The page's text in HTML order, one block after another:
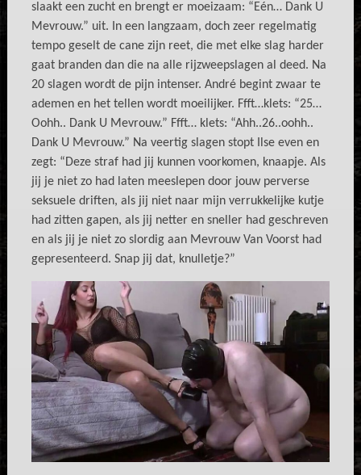
slaakt een zucht en brengt er moeizaam: “Eén… Dank U
Mevrouw.” uit. In een langzaam, doch zeer regelmatig
tempo geselt de cane zijn reet, die met elke slag harder
gaat branden dan die na alle rijzweepslagen al deed. Na
20 slagen wordt de pijn intenser. André begint zwaar te
ademen en het tellen wordt moeilijker. Ffft…klets: “25…
Oohh.. Dank U Mevrouw.” Ffft… klets: “Ahh..26..oohh..
Dank U Mevrouw.” Na veertig slagen stopt Ilse even en
zegt: “Deze straf had jij kunnen voorkomen, knaapje. Als
jij je niet zo had laten meeslepen door jouw perverse
seksuele driften, als jij niet naar mijn verrukkelijke kutje
had zitten gapen, als jij netter en sneller had geschreven
en als jij je niet zo slordig aan Mevrouw Van Voorst had
gepresenteerd. Snap jij dat, knulletje?”